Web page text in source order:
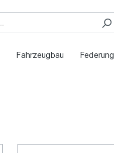
Fahrzeugbau Federung